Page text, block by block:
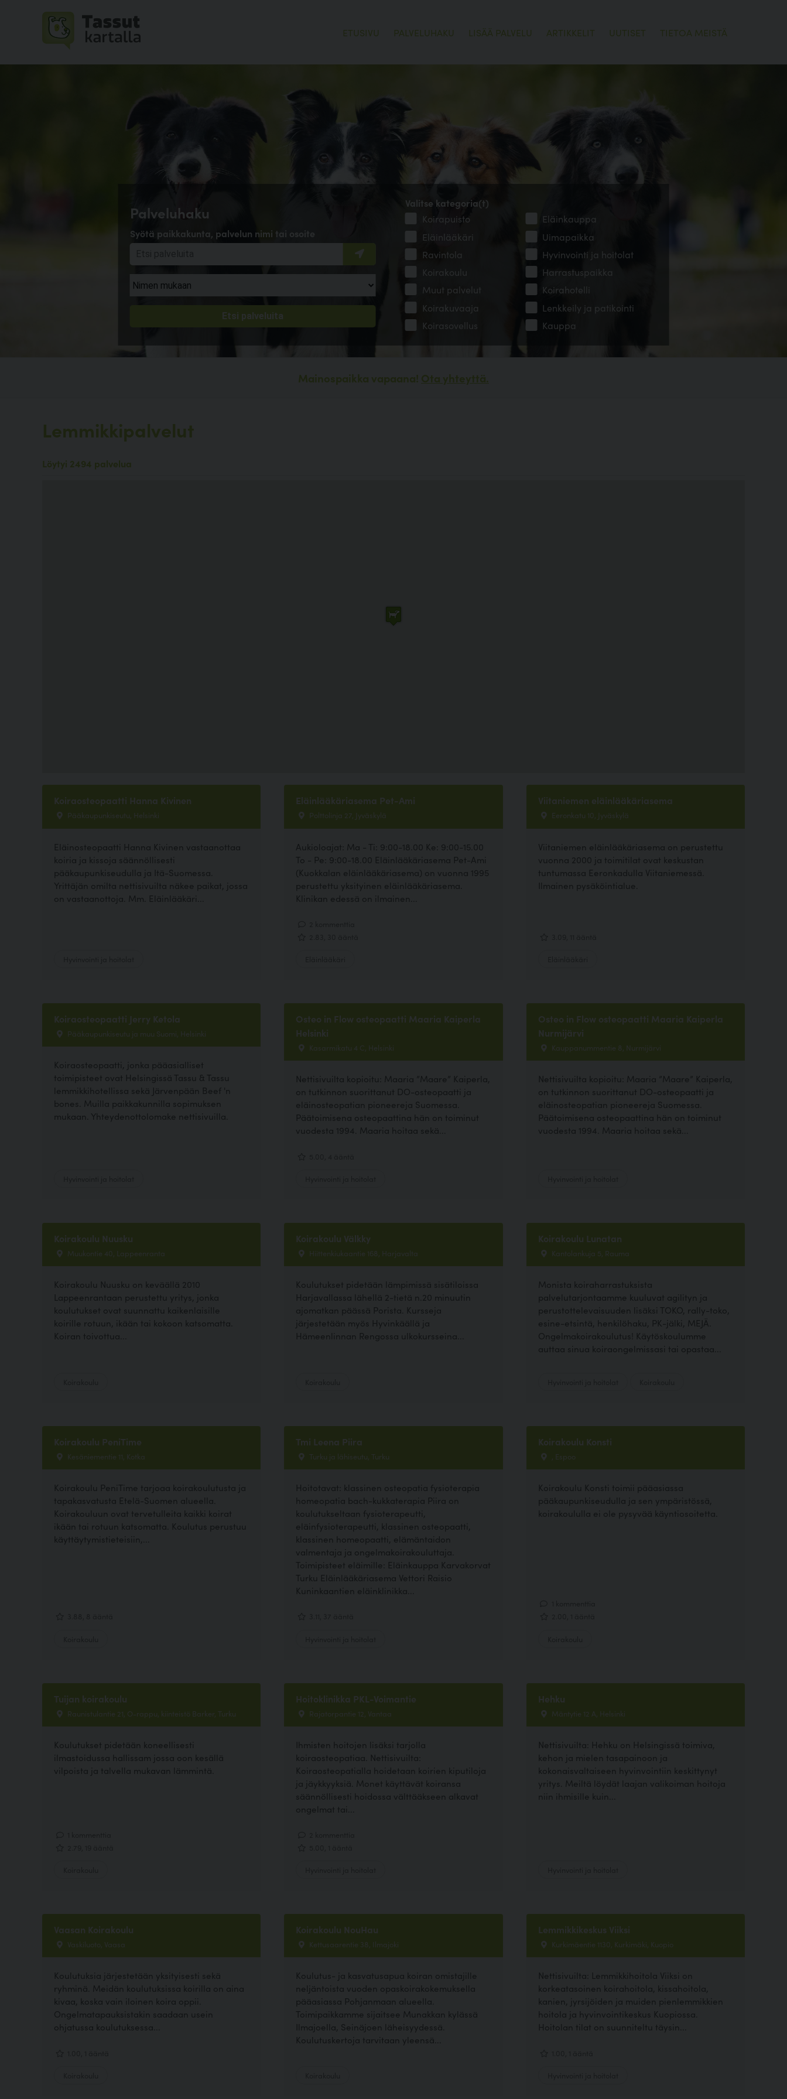
ETUSIVU PALVELUHAKU LISÄÄ PALVELU ARTIKKELIT UUTISET TIETOA MEISTÄ
Palveluhaku
Syötä paikkakunta, palvelun nimi tai osoite
Valitse kategoria(t)
Koirapuisto
Eläinkauppa
Eläinlääkäri
Uimapaikka
Ravintola
Hyvinvointi ja hoitolat
Koirakoulu
Harrastuspaikka
Muut palvelut
Koirahotelli
Koirakuvaaja
Lenkkeily ja patikointi
Koirasovellus
Kauppa
Mainospaikka vapaana! Ota yhteyttä.
Lemmikkipalvelut
Löytyi 2494 palvelua
Koiraosteopaatti Hanna Kivinen
Pääkaupunkiseutu, Helsinki
Eläinosteopaatti Hanna Kivinen vastaanottaa
koiria ja kissoja säännöllisesti
pääkaupunkiseudulla ja Itä-Suomessa.
Yrittäjän omilta nettisivuilta näkee paikat, jossa
on vastaanottoja. Mm. Eläinlääkäri...
Eläinlääkäriasema Pet-Ami
Polttolinja 27, Jyväskylä
Aukioloajat: Ma - Ti: 9:00-18.00 Ke: 9:00-15.00
To - Pe: 9:00-18.00 Eläinlääkäriasema Pet-Ami
(Kuokkalan eläinlääkäriasema) on vuonna 1995
perustettu yksityinen eläinlääkäriasema.
Klinikan edessä on ilmainen...
Viitaniemen eläinlääkäriasema
Eeronkatu 10, Jyväskylä
Viitaniemen eläinlääkäriasema on perustettu
vuonna 2000 ja toimitilat ovat keskustan
tuntumassa Eeronkadulla Viitaniemessä.
Ilmainen pysäköintialue.
Koiraosteopaatti Jerry Ketola
Pääkaupunkiseutu ja muu Suomi, Helsinki
Koiraosteopaatti, jonka pääasialliset
toimipisteet ovat Helsingissä Tassu & Tassu
lemmikkihotellissa sekä Järvenpään Beef 'n
bones. Muilla paikkakunnilla sopimuksen
mukaan. Yhteydenottolomake nettisivuilla.
Osteo in Flow osteopaatti Maaria Kaiperla
Helsinki
Kasarmikatu 4 C, Helsinki
Nettisivuilta kopioitu: Maaria ”Maare” Kaiperla,
on tutkinnon suorittanut DO-osteopaatti ja
eläinosteopatian pioneereja Suomessa.
Päätoimisena osteopaattina hän on toiminut
vuodesta 1994. Maaria hoitaa sekä...
Osteo in Flow osteopaatti Maaria Kaiperla
Nurmijärvi
Kauppanummentie 8, Nurmijärvi
Nettisivuilta kopioitu: Maaria ”Maare” Kaiperla,
on tutkinnon suorittanut DO-osteopaatti ja
eläinosteopatian pioneereja Suomessa.
Päätoimisena osteopaattina hän on toiminut
vuodesta 1994. Maaria hoitaa sekä...
Koirakoulu Nuusku
Muukontie 40, Lappeenranta
Koirakoulu Nuusku on keväällä 2010
Lappeenrantaan perustettu yritys, jonka
koulutukset ovat suunnattu kaikenlaisille
koirille rotuun, ikään tai kokoon katsomatta.
Koiran toivottua...
Koirakoulu Välkky
Hiittenkiukaantie 168, Harjavalta
Koulutukset pidetään lämpimissä sisätiloissa
Harjavallassa lähellä 2-tietä n.20 minuutin
ajomatkan päässä Porista. Kursseja
järjestetään myös Hyvinkäällä ja
Hämeenlinnan Rengossa ulkokursseina...
Koirakoulu Lunatan
Kantolankuja 5, Rauma
Monista koiraharrastuksista
palvelutarjontaamme kuuluvat agilityn ja
perustottelevaisuuden lisäksi TOKO, rally-toko,
esine-etsintä, henkilöhaku, PK-jälki, MEJÄ.
Ongelmakoirakoulutus! Käytöskoulumme
auttaa sinua koiraongelmissasi tai opastaa...
Koirakoulu PeniTime
Kesäniementie 11, Kotka
Koirakoulu PeniTime tarjoaa koirakoulutusta ja
tapakasvatusta Etelä-Suomen alueella.
Koirakouluun ovat tervetulleita kaikki koirat
ikään tai rotuun katsomatta. Koulutus perustuu
käyttäytymistieteisiin,...
Tmi Leena Piira
Turku ja lähiseutu, Turku
Hoitotavat: klassinen osteopatia fysioterapia
homeopatia bach-kukkaterapia Piira on
koulutukseltaan fysioterapeutti,
eläinfysioterapeutti, klassinen osteopaatti,
klassinen homeopaatti, elämäntaidon
valmentaja ja ongelmakoirakouluttaja.
Toimipisteet eläimille: Eläinkauppa Karvakorvat
Turku Eläinlääkäriasema Vettori Raisio
Kuninkaantien eläinklinikka...
Koirakoulu Konsti
, Espoo
Koirakoulu Konsti toimii pääasiassa
pääkaupunkiseudulla ja sen ympäristössä,
koirakoululla ei ole pysyvää käyntiosoitetta.
Tuijan koirakoulu
Raunistulantie 21, O-rappu, kiinteistö Barker, Turku
Koulutukset pidetään koneellisesti
ilmastoidussa hallissam jossa oon kesällä
vilpoista ja talvella mukavan lämmintä.
Hoitoklinikka PKL-Voimantie
Rajatorpantie 12, Vantaa
Ihmisten hoitojen lisäksi tarjolla
koiraosteopatiaa. Nettisivuilta:
Koiraosteopatialla hoidetaan koirien kiputiloja
ja jäykkyyksiä. Monet käyttävät koiransa
säännöllisesti hoidossa välttääkseen alkavat
ongelmat tai...
Hehku
Mäntytie 12 A, Helsinki
Nettisivuilta: Hehku on Helsingissä toimiva,
kehon ja mielen tasapainoon ja
kokonaisvaltaiseen hyvinvointiin keskittynyt
yritys. Meiltä löydät laajan valikoiman hoitoja
niin ihmisille kuin...
Vaasan Koirakoulu
Vaskiluoto, Vaasa
Koulutuksia järjestetään yksityisesti sekä
ryhminä. Meidän koulutuksissa koirilla on aina
kivaa, koska vain iloinen koira oppii.
Ongelmatapauksistakin saadaan usein
ohjatussa koulutuksessa...
Koirakoulu NouHau
Kettusaarentie 38, Ilmajoki
Koulutus- ja kasvatusapua koiran omistajille
neljäntoista vuoden opaskoirakokemuksella
pääasiassa Pohjanmaan alueella.
Toimipaikkamme sijaitsee Munakkan kylässä
Ilmajoella, Seinäjoen läheisyydessä.
Koulutuskertoja tarvitaan yleensä...
Lemmikkikeskus Viiksi
Kurkimäentie 1130, Kurkimäki, Kuopio
Nettisivuilta: Lemmikkihoitola Viiksi on
korkeatasoinen koirahoitola, kissahoitola,
kanien, jyrsijöiden ja muiden pienlemmikkien
hoitola ja hyvinvointikeskus Kuopiossa.
Hoitolan tilat on suunniteltu täysin...